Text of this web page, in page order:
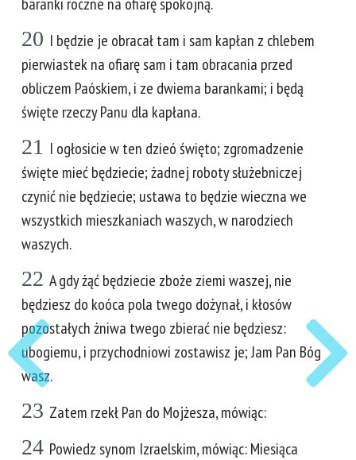
20 I będzie je obracał tam i sam kapłan z chlebem
pierwiastek na ofiarę sam i tam obracania przed
obliczem Paóskiem, i ze dwiema barankami; i będą
święte rzeczy Panu dla kapłana.
21 I ogłosicie w ten dzieó święto; zgromadzenie
święte mieć będziecie; żadnej roboty służebniczej
czynić nie będziecie; ustawa to będzie wieczna we
wszystkich mieszkaniach waszych, w narodziech
waszych.
22 A gdy żąć będziecie zboże ziemi waszej, nie
będziesz do koóca pola twego dożynał, i kłosów
pozostałych żniwa twego zbierać nie będziesz:
ubogiemu, i przychodniowi zostawisz je; Jam Pan Bóg
wasz.
23 Zatem rzekł Pan do Mojżesza, mówiąc:
24 Powiedz synom Izraelskim, mówiąc: Miesiąca